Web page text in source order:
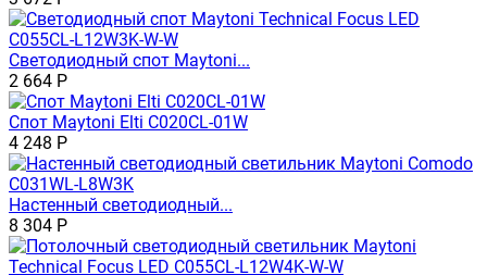
Светодиодный спот Maytoni...
2 664 Р
Спот Maytoni Elti C020CL-01W
4 248 Р
Настенный светодиодный...
8 304 Р